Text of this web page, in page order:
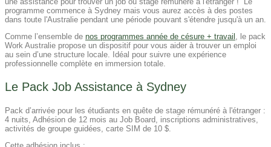
programme commence à Sydney mais vous aurez accès à des postes
dans toute l'Australie pendant une période pouvant s'étendre jusqu'à un an.
Comme l’ensemble de nos programmes année de césure + travail , le pack
Work Australie propose un dispositif pour vous aider à trouver un emploi
au sein d’une structure locale. Idéal pour suivre une expérience
professionnelle complète en immersion totale.
Le Pack Job Assistance à Sydney
Pack d’arrivée pour les étudiants en quête de stage rémunéré à l'étranger :
4 nuits, Adhésion de 12 mois au Job Board, inscriptions administratives,
activités de groupe guidées, carte SIM de 10 $.